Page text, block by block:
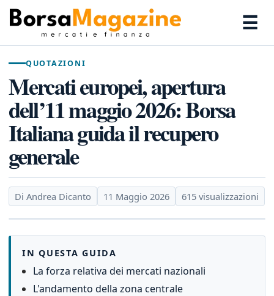
☰
QUOTAZIONI
Mercati europei, apertura
dell’11 maggio 2026: Borsa
Italiana guida il recupero
generale
Di Andrea Dicanto 11 Maggio 2026 615 visualizzazioni
IN QUESTA GUIDA
La forza relativa dei mercati nazionali
L'andamento della zona centrale